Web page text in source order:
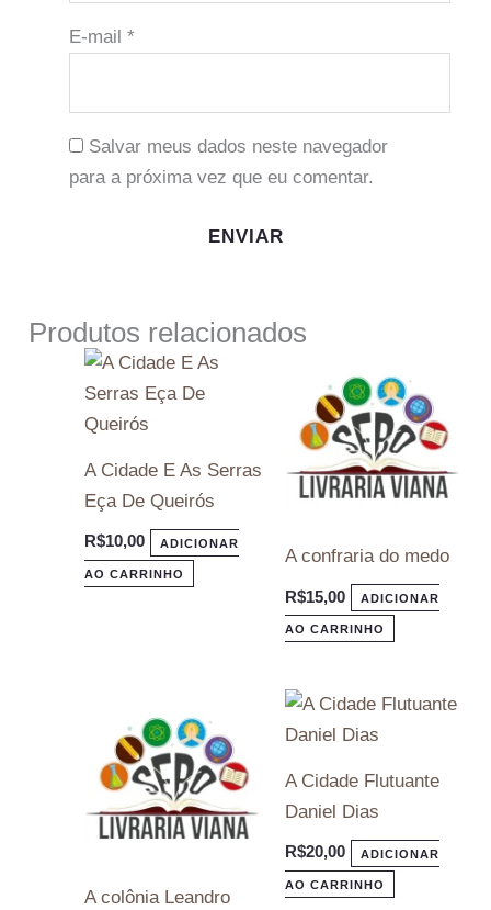
E-mail *
Salvar meus dados neste navegador
para a próxima vez que eu comentar.
Produtos relacionados
A Cidade E As Serras
Eça De Queirós
R$10,00 ADICIONAR
AO CARRINHO
A confraria do medo
R$15,00 ADICIONAR
AO CARRINHO
A colônia Leandro
A Cidade Flutuante
Daniel Dias
R$20,00 ADICIONAR
AO CARRINHO